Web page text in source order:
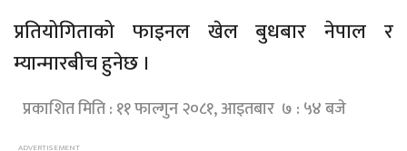
प्रतियोगिताको फाइनल खेल बुधबार नेपाल र
म्यान्मारबीच हुनेछ ।
प्रकाशित मिति : ११ फाल्गुन २०८१, आइतबार ७ : ५४ बजे